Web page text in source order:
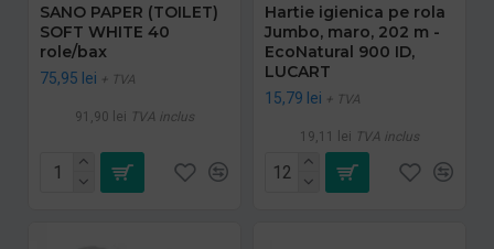
SANO PAPER (TOILET)
SOFT WHITE 40
role/bax
75,95 lei + TVA
91,90 lei TVA inclus
Hartie igienica pe rola
Jumbo, maro, 202 m -
EcoNatural 900 ID,
LUCART
15,79 lei + TVA
19,11 lei TVA inclus